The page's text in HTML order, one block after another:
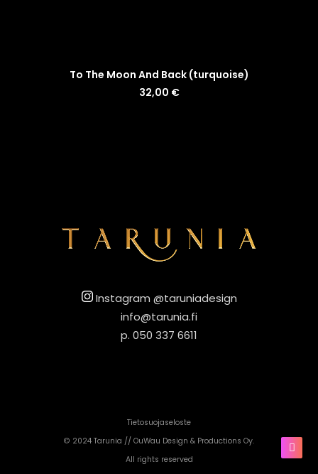
LISÄÄ OSTOSKORIIN
To The Moon And Back (turquoise)
32,00 €
Instagram @taruniadesign
info@tarunia.fi
p. 050 337 6611
Tietosuojaseloste
© 2024 Tarunia // OuWau Design & Productions Oy.
All rights reserved